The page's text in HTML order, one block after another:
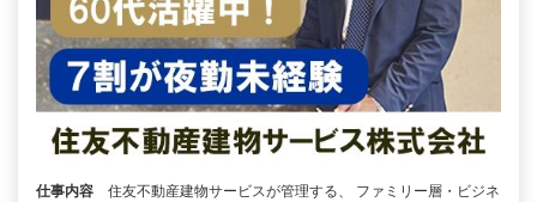
仕事内容
住友不動産建物サービスが管理する、 ファミリー層・ビジネ